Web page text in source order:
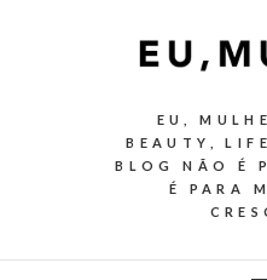
EU,
BEAUTY,
BLOG NÃO É
É PARA